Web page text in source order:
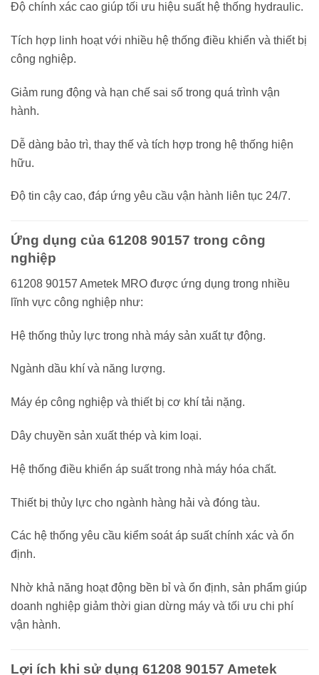
Độ chính xác cao giúp tối ưu hiệu suất hệ thống hydraulic.
Tích hợp linh hoạt với nhiều hệ thống điều khiển và thiết bị
công nghiệp.
Giảm rung động và hạn chế sai số trong quá trình vận
hành.
Dễ dàng bảo trì, thay thế và tích hợp trong hệ thống hiện
hữu.
Độ tin cậy cao, đáp ứng yêu cầu vận hành liên tục 24/7.
Ứng dụng của 61208 90157 trong công
nghiệp
61208 90157 Ametek MRO được ứng dụng trong nhiều
lĩnh vực công nghiệp như:
Hệ thống thủy lực trong nhà máy sản xuất tự động.
Ngành dầu khí và năng lượng.
Máy ép công nghiệp và thiết bị cơ khí tải nặng.
Dây chuyền sản xuất thép và kim loại.
Hệ thống điều khiển áp suất trong nhà máy hóa chất.
Thiết bị thủy lực cho ngành hàng hải và đóng tàu.
Các hệ thống yêu cầu kiểm soát áp suất chính xác và ổn
định.
Nhờ khả năng hoạt động bền bỉ và ổn định, sản phẩm giúp
doanh nghiệp giảm thời gian dừng máy và tối ưu chi phí
vận hành.
Lợi ích khi sử dụng 61208 90157 Ametek